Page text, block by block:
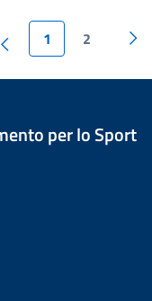
1 2
per lo Sport